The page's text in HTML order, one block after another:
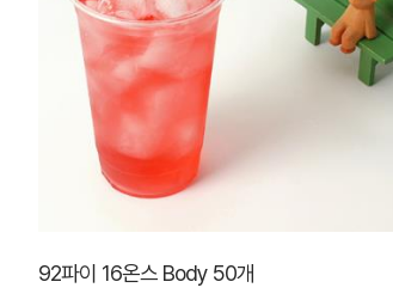
92파이 16온스 Body 50개